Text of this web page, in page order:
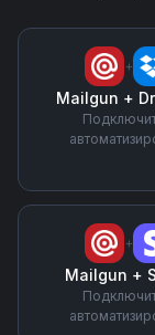
+
Mailgun +
+
Mailgun +